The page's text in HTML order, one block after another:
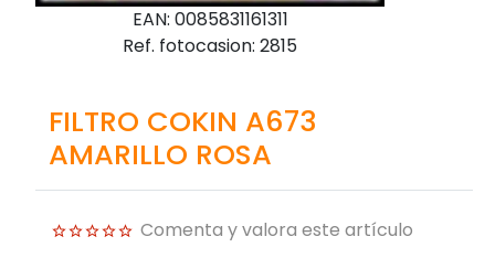
EAN: 0085831161311
Ref. fotocasion: 2815
FILTRO COKIN A673
AMARILLO ROSA
Comenta y valora este artículo